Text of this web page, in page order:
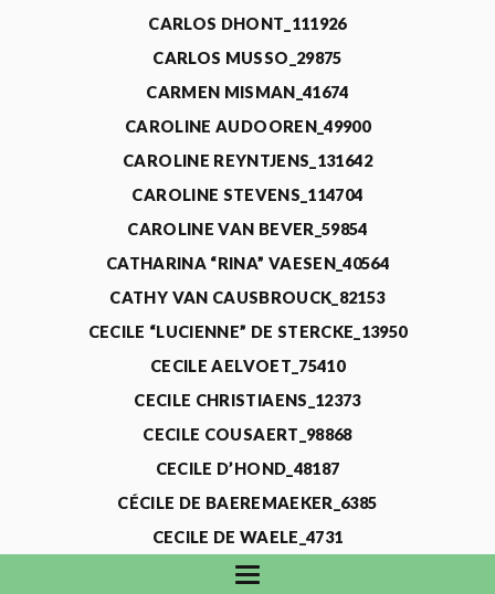
CARLOS DHONT_111926
CARLOS MUSSO_29875
CARMEN MISMAN_41674
CAROLINE AUDOOREN_49900
CAROLINE REYNTJENS_131642
CAROLINE STEVENS_114704
CAROLINE VAN BEVER_59854
CATHARINA “RINA” VAESEN_40564
CATHY VAN CAUSBROUCK_82153
CECILE “LUCIENNE” DE STERCKE_13950
CECILE AELVOET_75410
CECILE CHRISTIAENS_12373
CECILE COUSAERT_98868
CECILE D’HOND_48187
CÉCILE DE BAEREMAEKER_6385
CECILE DE WAELE_4731
CECILE DEVOS_115318